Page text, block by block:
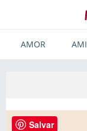
AMOR
Salvar